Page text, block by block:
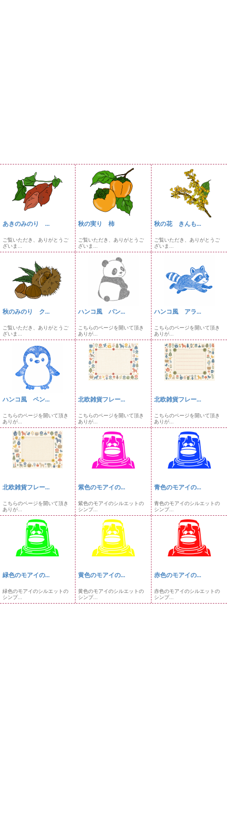
あきのみのり ...
ご覧いただき、ありがとうご
ざいま...
秋の実り 柿
ご覧いただき、ありがとうご
ざいま...
秋の花 きんも...
ご覧いただき、ありがとうご
ざいま...
秋のみのり ク...
ご覧いただき、ありがとうご
ざいま...
ハンコ風 パン...
こちらのページを開いて頂き
ありが...
ハンコ風 アラ...
こちらのページを開いて頂き
ありが...
ハンコ風 ペン...
こちらのページを開いて頂き
ありが...
北欧雑貨フレー...
こちらのページを開いて頂き
ありが...
北欧雑貨フレー...
こちらのページを開いて頂き
ありが...
北欧雑貨フレー...
こちらのページを開いて頂き
ありが...
紫色のモアイの...
紫色のモアイのシルエットの
シンプ...
青色のモアイの...
青色のモアイのシルエットの
シンプ...
緑色のモアイの...
緑色のモアイのシルエットの
シンプ...
黄色のモアイの...
黄色のモアイのシルエットの
シンプ...
赤色のモアイの...
赤色のモアイのシルエットの
シンプ...